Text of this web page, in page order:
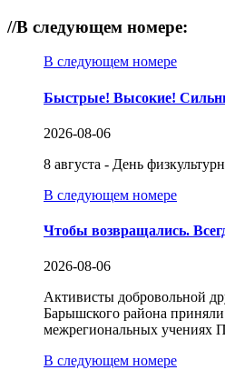
//В следующем номере:
В следующем номере
Быстрые! Высокие!
2026-08-06
8 августа - День
В следующем номере
Чтобы возвращались.
2026-08-06
Активисты добровольной
Барышского района
межрегиональных учениях
В следующем номере